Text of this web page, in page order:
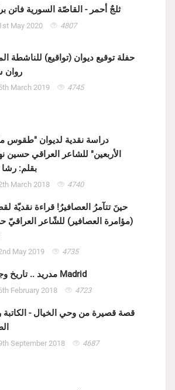
ثلجٌ أحمر - القاصّة السورية فاتن
May 2020 4807
حفلة توقيع ديوان (تواقيع) للناشطة
روان
March 2019 4745
دراسة نقدية لديوان "طقوس
الأربعين" للشاعر العراقي حسين
بقلم: رشا
March 2018 4740
حينَ تتآمرُ العصافيرُ! قراءة نقديّة
(مؤامرة العصافير) للشّاعر العراقيّ
May 2019 4735
مدريد .. تاريخ وجمال Madrid
February 2018 4723
قصة قصيرة من وحي الخيال - الكاتبة
September 2018 4687